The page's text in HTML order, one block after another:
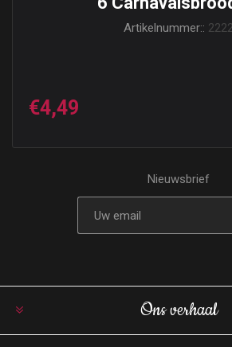
Artikelnummer::
€4,49
Nieuwsbrief
Ons verhaal